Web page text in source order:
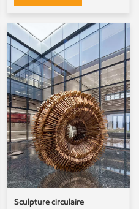
Sculpture circulaire